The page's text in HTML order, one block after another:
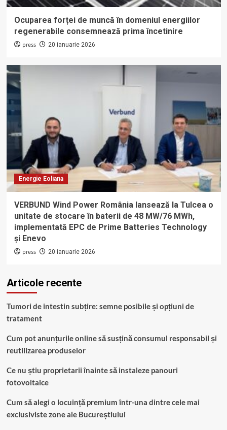
Ocuparea forței de muncă în domeniul energiilor
regenerabile consemnează prima încetinire
press 20 ianuarie 2026
Energie Eoliana
VERBUND Wind Power România lansează la Tulcea o
unitate de stocare în baterii de 48 MW/76 MWh,
implementată EPC de Prime Batteries Technology
și Enevo
press 20 ianuarie 2026
Articole recente
Tumori de intestin subțire: semne posibile și opțiuni de
tratament
Cum pot anunțurile online să susțină consumul responsabil și
reutilizarea produselor
Ce nu știu proprietarii înainte să instaleze panouri
fotovoltaice
Cum să alegi o locuință premium într-una dintre cele mai
exclusiviste zone ale Bucureștiului